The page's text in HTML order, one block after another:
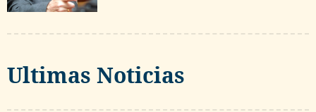
Ultimas Noticias